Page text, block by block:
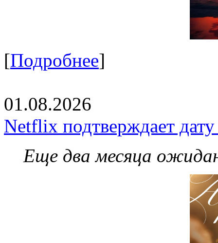
[Подробнее]
01.08.2026
Netflix подтверждает
Еще два месяца